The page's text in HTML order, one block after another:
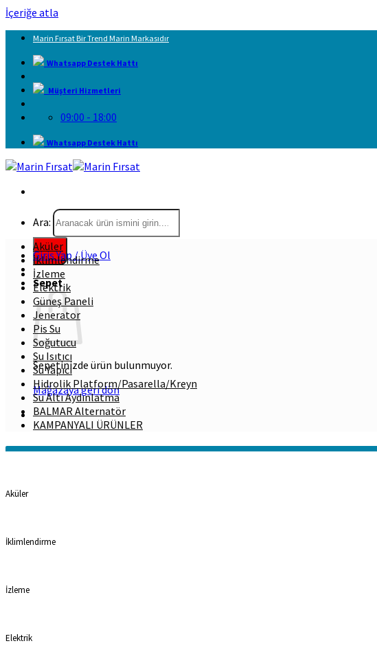
İçeriğe atla
Marin Fırsat Bir Trend Marin Markasıdır
Whatsapp Destek Hattı
Müşteri Hizmetleri
09:00 - 18:00
Whatsapp Destek Hattı
Ara:
Giriş Yap / Üye Ol
Sepet
Sepetinizde ürün bulunmuyor.
Mağazaya geri dön
Aküler
İklimlendirme
İzleme
Elektrik
Güneş Paneli
Jenerator
Pis Su
Soğutucu
Su Isıtıcı
Su Yapıcı
Hidrolik Platform/Pasarella/Kreyn
Su Altı Aydınlatma
BALMAR Alternatör
KAMPANYALI ÜRÜNLER
Aküler
İklimlendirme
İzleme
Elektrik